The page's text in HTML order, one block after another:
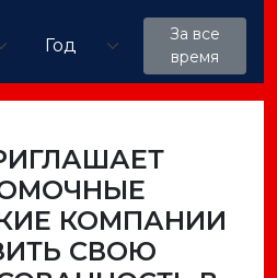
За все
время
КОМПАНИИ
СВОЮ